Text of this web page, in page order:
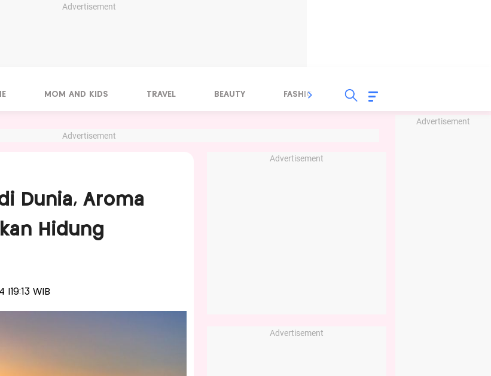
Advertisement
Advertisement
MOM AND KIDS TRAVEL BEAUTY FASHION FOOD
Advertisement
Dunia, Aroma
Hidung
|19:13 WIB
Advertisement
Advertisement